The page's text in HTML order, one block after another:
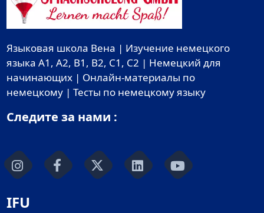
Языковая школа Вена | Изучение немецкого
языка A1, A2, B1, B2, C1, C2 | Немецкий для
начинающих | Онлайн-материалы по
немецкому | Тесты по немецкому языку
Следите за нами :
IFU